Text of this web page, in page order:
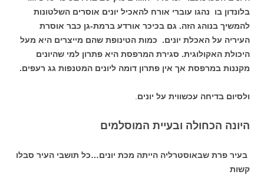
בלונדון בו נהגו עוברי אורח להאכיל יונים אוסרים השלטונות
להמשיך בנוהג הזה. גם בכיכר אורדע ברמת-גן כבר אוסרת
העיריה על האכלת יונים. כמות הטינופת שהם מייצרים היא מעל
היכולת האקולוגית. סגירת המרפסת היא פתרון למי שהיונים
מקננות במרפסת אך אין פתרון דומה ליונים המטנפות גג רעפים.
ולסיום בדיחה עכשווית על יונים
היונה הכחולה ובעיית המוסלמים
בעיר פרת שבאוסטרליה הייתה מכת יונים…כל תושבי העיר סבלו
קשות